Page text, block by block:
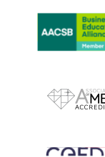
IMAGE
IMAGE